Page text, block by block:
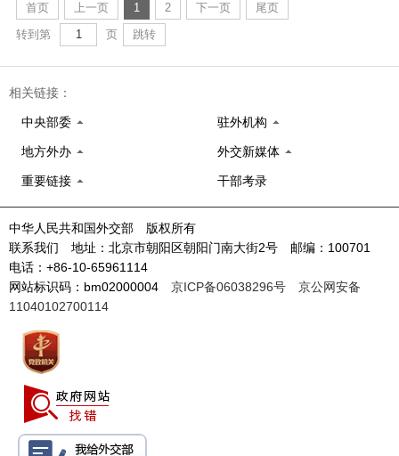
首页 上一页 1 2 下一页
尾页
转到第
页 跳转
相关链接：
中央部委 驻外机构
地方外办 外交新媒体
重要链接 干部考录
中华人民共和国外交部 版权所有
联系我们 地址：北京市朝阳区朝阳门南大街2号 邮编：100701
电话：+86-10-65961114
网站标识码：bm02000004 京ICP备06038296号
京公网安备
11040102700114